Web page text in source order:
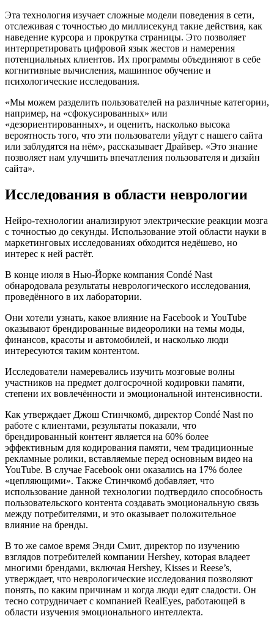
Эта технология изучает сложные модели поведения в сети,
отслеживая с точностью до миллисекунд такие действия, как
наведение курсора и прокрутка страницы. Это позволяет
интерпретировать цифровой язык жестов и намерения
потенциальных клиентов. Их программы объединяют в себе
когнитивные вычисления, машинное обучение и
психологические исследования.
«Мы можем разделить пользователей на различные категории,
например, на «сфокусированных» или
«дезориентированных», и оценить, насколько высока
вероятность того, что эти пользователи уйдут с нашего сайта
или заблудятся на нём», рассказывает Драйвер. «Это знание
позволяет нам улучшить впечатления пользователя и дизайн
сайта».
Исследования в области неврологии
Нейро-технологии анализируют электрические реакции мозга
с точностью до секунды. Использование этой области науки в
маркетинговых исследованиях обходится недёшево, но
интерес к ней растёт.
В конце июля в Нью-Йорке компания Condé Nast
обнародовала результаты неврологического исследования,
проведённого в их лаборатории.
Они хотели узнать, какое влияние на Facebook и YouTube
оказывают брендированные видеоролики на темы моды,
финансов, красоты и автомобилей, и насколько люди
интересуются таким контентом.
Исследователи намеревались изучить мозговые волны
участников на предмет долгосрочной кодировки памяти,
степени их вовлечённости и эмоциональной интенсивности.
Как утверждает Джош Стинчкомб, директор Condé Nast по
работе с клиентами, результаты показали, что
брендированный контент является на 60% более
эффективным для кодирования памяти, чем традиционные
рекламные ролики, вставляемые перед основным видео на
YouTube. В случае Facebook они оказались на 17% более
«цепляющими». Также Стинчкомб добавляет, что
использование данной технологии подтвердило способность
пользовательского контента создавать эмоциональную связь
между потребителями, и это оказывает положительное
влияние на бренды.
В то же самое время Энди Смит, директор по изучению
взглядов потребителей компании Hershey, которая владеет
многими брендами, включая Hershey, Kisses и Reese’s,
утверждает, что неврологические исследования позволяют
понять, по каким причинам и когда люди едят сладости. Он
тесно сотрудничает с компанией RealEyes, работающей в
области изучения эмоционального интеллекта.